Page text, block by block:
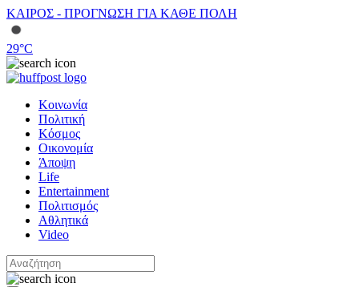
ΚΑΙΡΟΣ - ΠΡΟΓΝΩΣΗ ΓΙΑ ΚΑΘΕ ΠΟΛΗ
29°C
Κοινωνία
Πολιτική
Κόσμος
Οικονομία
Άποψη
Life
Entertainment
Πολιτισμός
Αθλητικά
Video